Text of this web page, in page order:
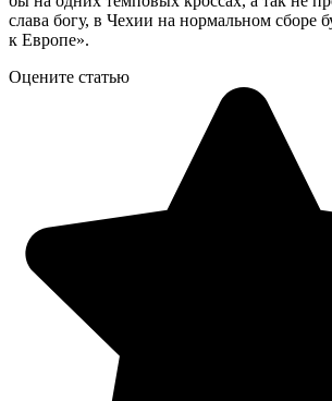
слава богу, в Чехии на нормальном сборе
к Европе».
Оцените статью